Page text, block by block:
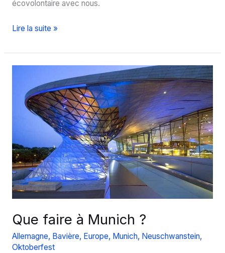
écovolontaire avec nous.
Un
écovolontaire,
c’est
Lire la suite »
Que faire à Munich ?
Allemagne, Bavière, Europe, Munich, Neuschwanstein,
Oktoberfest